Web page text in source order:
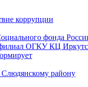
коррупции
фонда
ОГКУ КЦ
району